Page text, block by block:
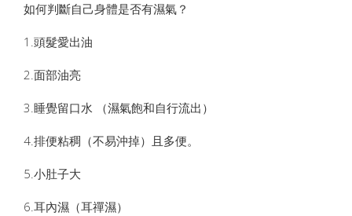
如何判斷自己身體是否有濕氣？
1.頭髮愛出油
2.面部油亮
3.睡覺留口水 （濕氣飽和自行流出）
4.排便粘稠（不易沖掉）且多便。
5.小肚子大
6.耳內濕（耳禪濕）